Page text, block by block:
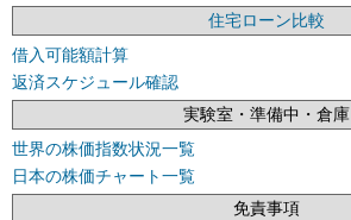
住宅ローン比較
借入可能額計算
返済スケジュール確認
実験室・準備中・倉庫
世界の株価指数状況一覧
日本の株価チャート一覧
免責事項